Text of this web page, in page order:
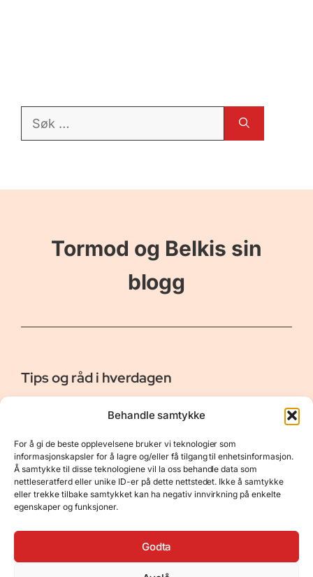
Behandle samtykke
For å gi de beste opplevelsene bruker vi teknologier som
informasjonskapsler for å lagre og/eller få tilgang til enhetsinformasjon.
Å samtykke til disse teknologiene vil la oss behandle data som
nettleseratferd eller unike ID-er på dette nettstedet. Ikke å samtykke
eller trekke tilbake samtykket kan ha negativ innvirkning på enkelte
egenskaper og funksjoner.
Godta
Søk
Tormod og Belkis sin
blogg
Tips og råd i hverdagen
Er vår bloggside hvor vi ønsker å dele våre opplevelser og
gi deg råd og tips innen reiser, hotell - og restauranter,
naturopplevelser, personlig pleie, data, film og bøker m.m.
Nyttige Linker
Om oss
Kontakt
Resurser
Personvernerklæring
Opphavsrett